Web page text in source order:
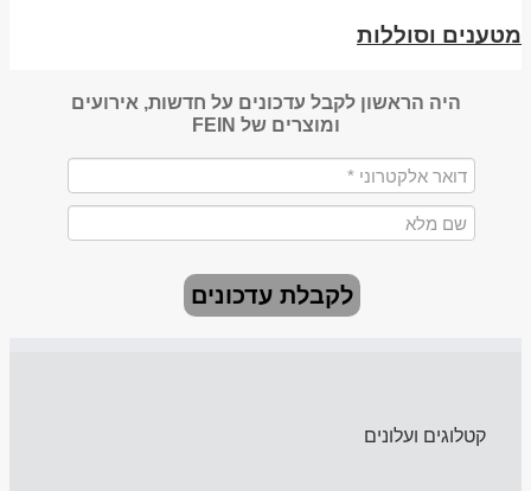
מטענים וסוללות
היה הראשון לקבל עדכונים על חדשות, אירועים
ומוצרים של FEIN
לקבלת עדכונים
קטלוגים ועלונים